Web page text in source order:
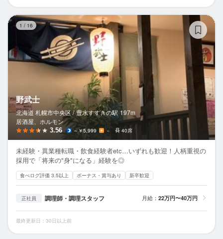
1 / 16
野武士
北海道 札幌市中央区 / 豊水すすきの駅 197m
居酒屋、ホルモン
3.56 ～￥5,999 － 40席
未経験・異業種転職・飲食経験者etc…いずれも歓迎！人柄重視の
採用で「将来の"身"になる」経験を◎
食べログ評価 3.5以上 ボーナス・賞与あり 新卒歓迎
正社員 調理師・調理スタッフ 月給： 22万円〜40万円
最終更新日：30日以上前